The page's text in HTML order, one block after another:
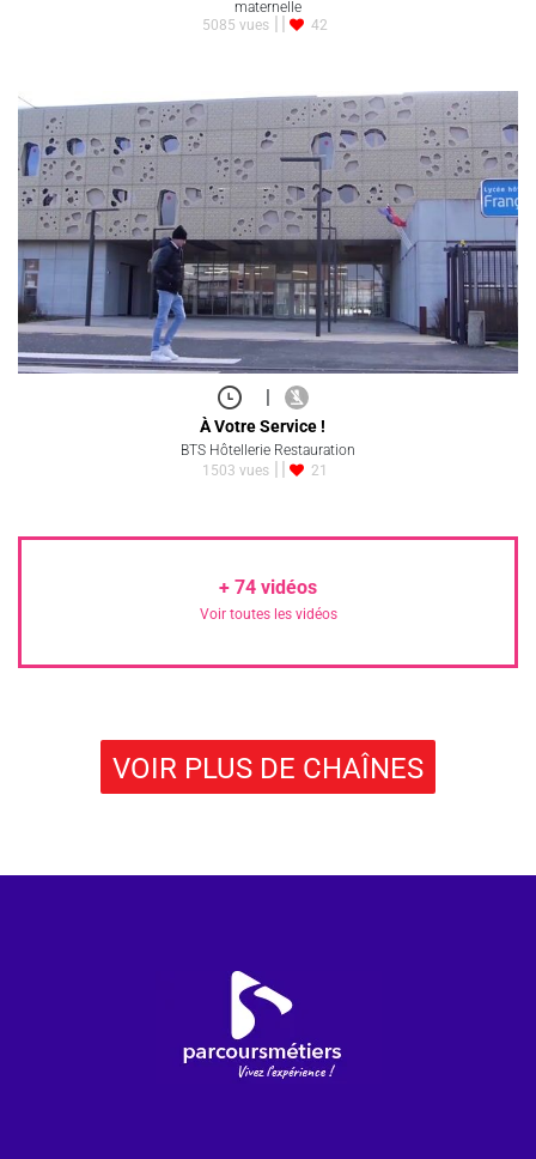
maternelle
5085 vues
42
|
À Votre Service !
BTS Hôtellerie Restauration
1503 vues
21
+ 74 vidéos
Voir toutes les vidéos
VOIR PLUS DE CHAÎNES